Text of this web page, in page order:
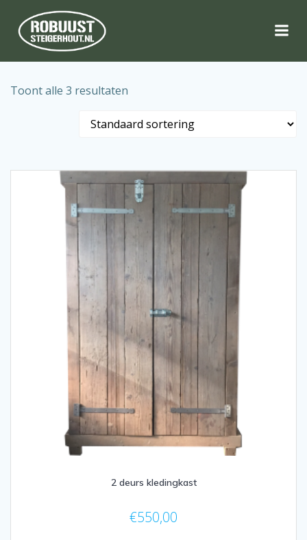
Toont alle 3 resultaten
2 deurs kledingkast
€550,00